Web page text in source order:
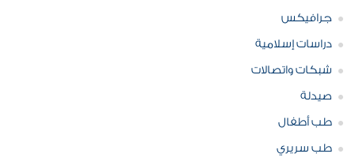
جرافيكس
دراسات إسلامية
شبكات واتصالات
صيدلة
طب أطفال
طب سريري